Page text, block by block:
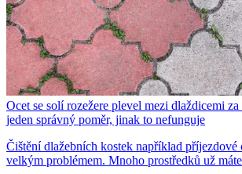
Ocet se solí rozežere plevel mezi dlaždicemi
jeden správný poměr, jinak to nefunguje
Čištění dlažebních kostek například příjezdové
velkým problémem. Mnoho prostředků už